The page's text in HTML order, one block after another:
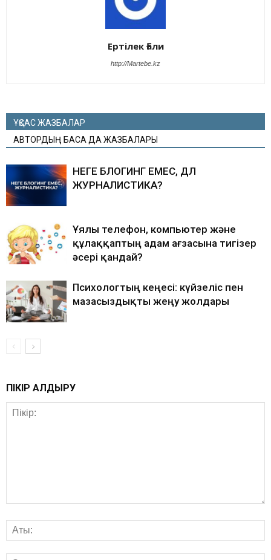
Ертілек Ғали
http://Martebe.kz
ҰҚСАС ЖАЗБАЛАР
АВТОРДЫҢ БАСҚА ДА ЖАЗБАЛАРЫ
НЕГЕ БЛОГИНГ ЕМЕС, ДӘЛ
ЖУРНАЛИСТИКА?
Ұялы телефон, компьютер және
құлаққаптың адам ағзасына тигізер
әсері қандай?
Психологтың кеңесі: күйзеліс пен
мазасыздықты жеңу жолдары
ПІКІР ҚАЛДЫРУ